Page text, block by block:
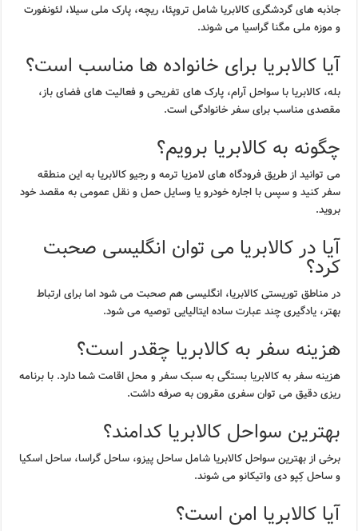
جاذبه های گردشگری کالابریا شامل تروپئا، ریچه، پارک ملی سیلا، لئونفورت
و موزه ملی مگنا گراسیا می شوند.
آیا کالابریا برای خانواده ها مناسب است؟
بله، کالابریا با سواحل آرام، پارک های تفریحی و فعالیت های فضای باز،
مقصدی مناسب برای سفر خانوادگی است.
چگونه به کالابریا برویم؟
می توانید از طریق فرودگاه های لامزیا ترمه و رجیو کالابریا به این منطقه
سفر کنید و سپس با اجاره خودرو یا وسایل حمل و نقل عمومی به مقصد خود
بروید.
آیا در کالابریا می توان انگلیسی صحبت
کرد؟
در مناطق توریستی کالابریا، انگلیسی هم صحبت می شود اما برای ارتباط
بهتر، یادگیری چند عبارت ساده ایتالیایی توصیه می شود.
هزینه سفر به کالابریا چقدر است؟
هزینه سفر به کالابریا بستگی به سبک سفر و محل اقامت شما دارد. با برنامه
ریزی دقیق می توان سفری مقرون به صرفه داشت.
بهترین سواحل کالابریا کدامند؟
برخی از بهترین سواحل کالابریا شامل ساحل پیزو، ساحل گراسا، ساحل اسکیا
و ساحل کِپو دی واتیکانو می شوند.
آیا کالابریا امن است؟